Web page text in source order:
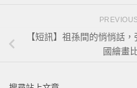
【短訊】祖孫間的悄悄話
國繪畫